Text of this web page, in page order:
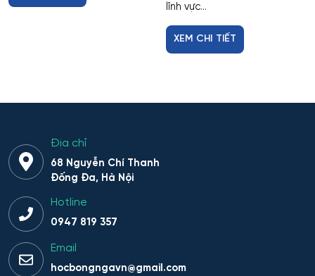
Giáo dục đặc biệt
Hoạt động văn hóa - xã hội
Hàng không dẫn đường và kiểm soát không lưu
Hành chính công
Hóa dược
lĩnh vực...
XEM CHI TIẾT
Địa chỉ
68 Nguyễn Chí Thanh
Đống Đa, Hà Nội
Hotline
0947 819 357
Email
hocbongngavn@gmail.com